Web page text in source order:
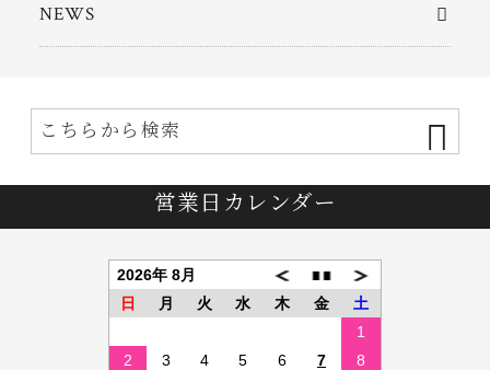
NEWS
営業日カレンダー
2026年 8月
日
月 火 水 木 金
土
1
2
3 4 5 6 7
8